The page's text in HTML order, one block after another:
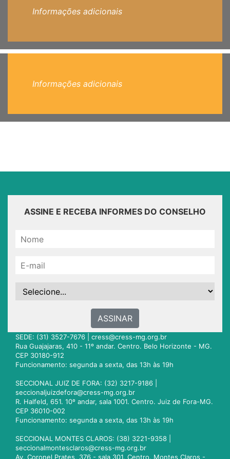
Informações adicionais
Informações adicionais
ASSINE E RECEBA INFORMES DO CONSELHO
ASSINAR
SEDE: (31) 3527-7676 | cress@cress-mg.org.br
Rua Guajajaras, 410 - 11º andar. Centro. Belo Horizonte - MG.
CEP 30180-912
Funcionamento: segunda a sexta, das 13h às 19h
SECCIONAL JUIZ DE FORA: (32) 3217-9186 |
seccionaljuizdefora@cress-mg.org.br
R. Halfeld, 651. 10º andar, sala 1001. Centro. Juiz de Fora-MG.
CEP 36010-002
Funcionamento: segunda a sexta, das 13h às 19h
SECCIONAL MONTES CLAROS: (38) 3221-9358 |
seccionalmontesclaros@cress-mg.org.br
Av. Coronel Prates, 376 - sala 301. Centro. Montes Claros -